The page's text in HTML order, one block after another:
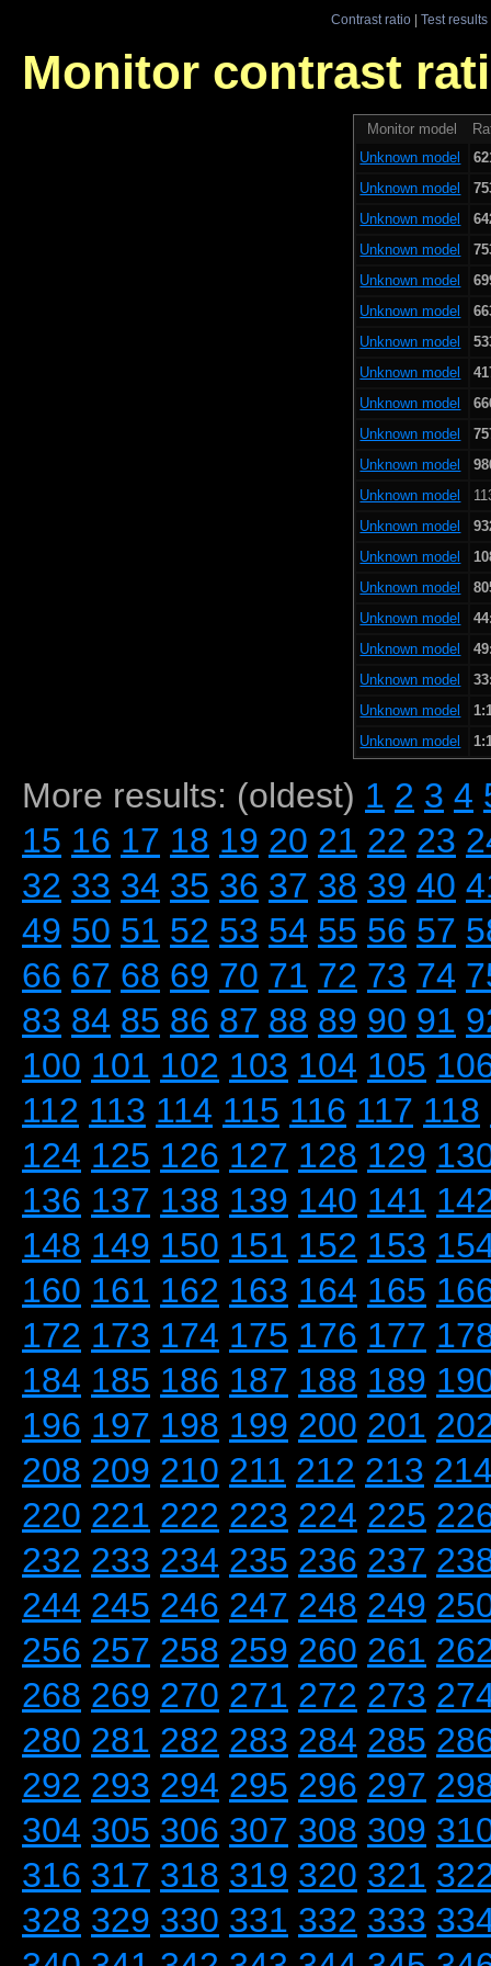
Contrast ratio| Test results
Monitor contrast
Monitor model
Unknown model
Unknown model
Unknown model
Unknown model
Unknown model
Unknown model
Unknown model
Unknown model
Unknown model
Unknown model
Unknown model
Unknown model
Unknown model
Unknown model
Unknown model
Unknown model
Unknown model
Unknown model
Unknown model
Unknown model
More results: (oldest) 1 2 3 4
15 16 17 18 19 20 21 22 23
32 33 34 35 36 37 38 39 40
49 50 51 52 53 54 55 56 57
66 67 68 69 70 71 72 73 74
83 84 85 86 87 88 89 90 91
100 101 102 103 104 105
112 113 114 115 116 117 118
124 125 126 127 128 129
136 137 138 139 140 141
148 149 150 151 152 153
160 161 162 163 164 165
172 173 174 175 176 177
184 185 186 187 188 189
196 197 198 199 200 201
208 209 210 211 212 213
220 221 222 223 224 225
232 233 234 235 236 237
244 245 246 247 248 249
256 257 258 259 260 261
268 269 270 271 272 273
280 281 282 283 284 285
292 293 294 295 296 297
304 305 306 307 308 309
316 317 318 319 320 321
328 329 330 331 332 333